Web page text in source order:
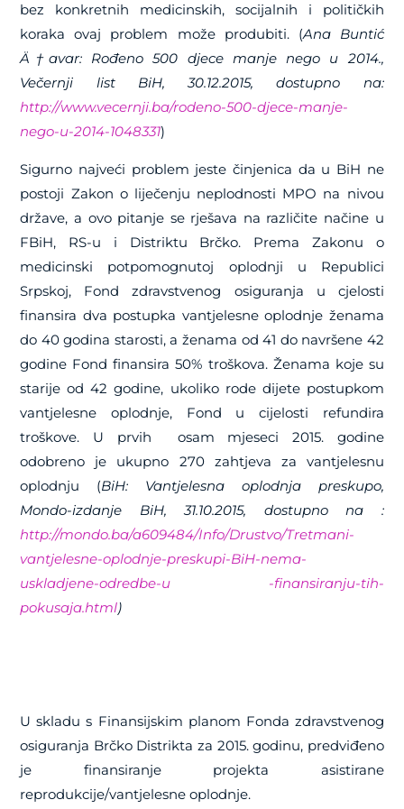
bez konkretnih medicinskih, socijalnih i političkih
koraka ovaj problem može produbiti. (Ana Buntić
Ä†avar: Rođeno 500 djece manje nego u 2014.,
Večernji list BiH, 30.12.2015, dostupno na:
http://www.vecernji.ba/rodeno-500-djece-manje-
nego-u-2014-1048331)
Sigurno najveći problem jeste činjenica da u BiH ne
postoji Zakon o liječenju neplodnosti MPO na nivou
države, a ovo pitanje se rješava na različite načine u
FBiH, RS-u i Distriktu Brčko. Prema Zakonu o
medicinski potpomognutoj oplodnji u Republici
Srpskoj, Fond zdravstvenog osiguranja u cjelosti
finansira dva postupka vantjelesne oplodnje ženama
do 40 godina starosti, a ženama od 41 do navršene 42
godine Fond finansira 50% troškova. Ženama koje su
starije od 42 godine, ukoliko rode dijete postupkom
vantjelesne oplodnje, Fond u cijelosti refundira
troškove. U prvih osam mjeseci 2015. godine
odobreno je ukupno 270 zahtjeva za vantjelesnu
oplodnju (BiH: Vantjelesna oplodnja preskupo,
Mondo-izdanje BiH, 31.10.2015, dostupno na :
http://mondo.ba/a609484/Info/Drustvo/Tretmani-
vantjelesne-oplodnje-preskupi-BiH-nema-
uskladjene-odredbe-u -finansiranju-tih-
pokusaja.html)
U skladu s Finansijskim planom Fonda zdravstvenog
osiguranja Brčko Distrikta za 2015. godinu, predviđeno
je finansiranje projekta asistirane
reprodukcije/vantjelesne oplodnje.